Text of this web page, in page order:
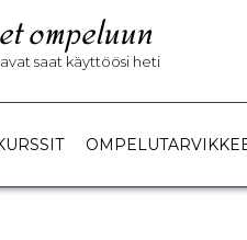
ompeluun
saat käyttöösi heti